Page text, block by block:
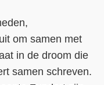
om samen met
in de droom die
samen schreven.